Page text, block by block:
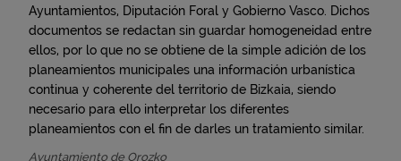
Ayuntamientos, Diputación Foral y Gobierno Vasco. Dichos
documentos se redactan sin guardar homogeneidad entre
ellos, por lo que no se obtiene de la simple adición de los
planeamientos municipales una información urbanística
continua y coherente del territorio de Bizkaia, siendo
necesario para ello interpretar los diferentes
planeamientos con el fin de darles un tratamiento similar.
Ayuntamiento de Orozko